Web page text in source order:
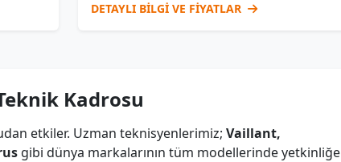
DETAYLI BİLGİ VE FİYATLAR
Kadrosu
etkiler. Uzman teknisyenlerimiz; Vaillant,
gibi dünya markalarının tüm modellerinde yetkinliğe